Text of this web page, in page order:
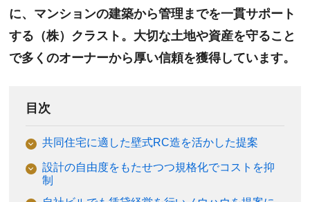
に、マンションの建築から管理までを一貫サポート
する（株）クラスト。大切な土地や資産を守ること
で多くのオーナーから厚い信頼を獲得しています。
目次
共同住宅に適した壁式RC造を活かした提案
設計の自由度をもたせつつ規格化でコストを抑
制